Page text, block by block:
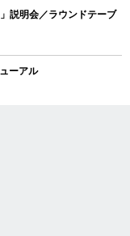
説明会／ラウンドテーブ
ーアル